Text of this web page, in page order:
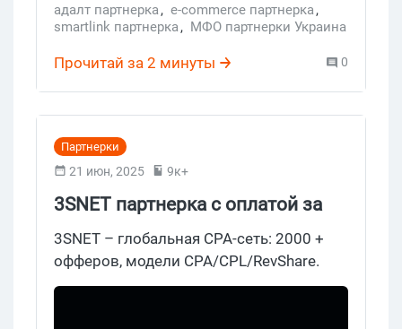
адалт партнерка, e-commerce партнерка,
smartlink партнерка, МФО партнерки Украина
партнерка Украина,
13Partners,13 Partners партнерка
Прочитай за 2 минуты 0
Партнерки
21 июн, 2025 9к+
3SNET партнерка с оплатой за
результат
3SNET – глобальная CPA-сеть: 2000 +
офферов, модели CPA/CPL/RevShare.